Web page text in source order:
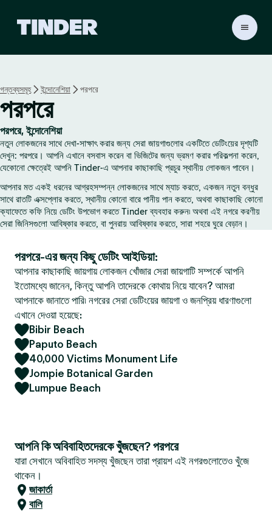
গন্তব্যসমূহ ইন্দোনেশিয়া পরপরে
পরপরে
পরপরে, ইন্দোনেশিয়া
নতুন লোকজনের সাথে দেখা-সাক্ষাৎ করার জন্য সেরা জায়গাগুলোর একটিতে ডেটিংয়ের দৃশ্যটি
দেখুন: পরপরে। আপনি এখানে বসবাস করেন বা ভিজিটের জন্য ভ্রমণ করার পরিকল্পনা করেন,
যেকোনো ক্ষেত্রেই আপনি Tinder-এ আপনার কাছাকাছি প্রচুর স্থানীয় লোকজন পাবেন।
আপনার মত একই ধরনের আগ্রহসম্পন্ন লোকজনের সাথে ম্যাচ করতে, একজন নতুন বন্ধুর
সাথে রাতটি এক্সপ্লোর করতে, স্থানীয় কোনো বারে পানীয় পান করতে, অথবা কাছাকাছি কোনো
ক্যাফেতে কফি নিয়ে ডেটিং উপভোগ করতে Tinder ব্যবহার করুন৷ অথবা এই নগরে করণীয়
সেরা জিনিসগুলো আবিষ্কার করতে, বা পুনরায় আবিষ্কার করতে, সারা শহরে ঘুরে বেড়ান।
পরপরে-এর জন্য কিছু ডেটিং আইডিয়া:
আপনার কাছাকাছি জায়গায় লোকজন খোঁজার সেরা জায়গাটি সম্পর্কে আপনি
ইতোমধ্যে জানেন, কিন্তু আপনি তাদেরকে কোথায় নিয়ে যাবেন? আমরা
আপনাকে জানাতে পারি৷ নগরের সেরা ডেটিংয়ের জায়গা ও জনপ্রিয় ধারণাগুলো
এখানে দেওয়া হয়েছে:
Bibir Beach
Paputo Beach
40,000 Victims Monument Life
Jompie Botanical Garden
Lumpue Beach
আপনি কি অবিবাহিতদেরকে খুঁজছেন? পরপরে
যারা সেখানে অবিবাহিত সদস্য খুঁজছেন তারা প্রায়শ এই নগরগুলোতেও খুঁজে
থাকেন।
জাকার্তা
বালি